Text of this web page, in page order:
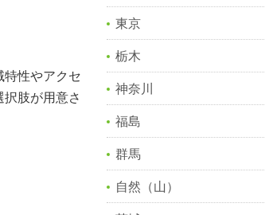
特性やアクセ
肢が用意さ
東京
栃木
神奈川
福島
群馬
自然（山）